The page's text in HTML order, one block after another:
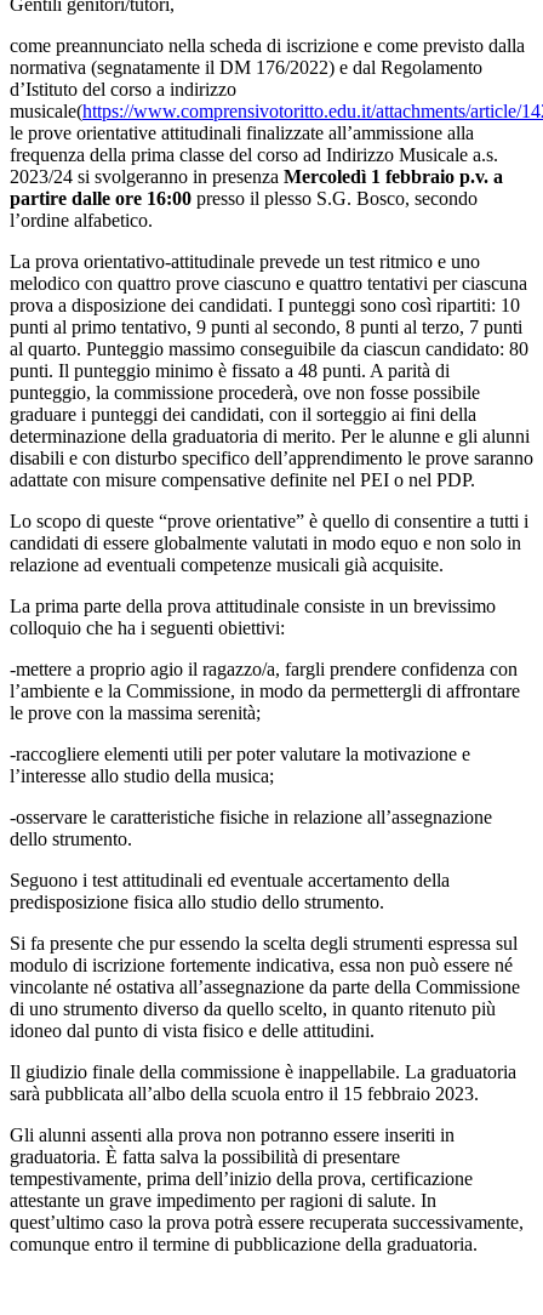
Gentili genitori/tutori,
come preannunciato nella scheda di iscrizione e come previsto dalla
normativa (segnatamente il DM 176/2022) e dal Regolamento
d’Istituto del corso a indirizzo
musicale(https://www.comprensivotoritto.edu.it/attachments/
le prove orientative attitudinali finalizzate all’ammissione alla
frequenza della prima classe del corso ad Indirizzo Musicale a.s.
2023/24 si svolgeranno in presenza Mercoledì 1 febbraio p.v. a
partire dalle ore 16:00 presso il plesso S.G. Bosco, secondo
l’ordine alfabetico.
La prova orientativo-attitudinale prevede un test ritmico e uno
melodico con quattro prove ciascuno e quattro tentativi per ciascuna
prova a disposizione dei candidati. I punteggi sono così ripartiti: 10
punti al primo tentativo, 9 punti al secondo, 8 punti al terzo, 7 punti
al quarto. Punteggio massimo conseguibile da ciascun candidato: 80
punti. Il punteggio minimo è fissato a 48 punti. A parità di
punteggio, la commissione procederà, ove non fosse possibile
graduare i punteggi dei candidati, con il sorteggio ai fini della
determinazione della graduatoria di merito. Per le alunne e gli alunni
disabili e con disturbo specifico dell’apprendimento le prove saranno
adattate con misure compensative definite nel PEI o nel PDP.
Lo scopo di queste “prove orientative” è quello di consentire a tutti i
candidati di essere globalmente valutati in modo equo e non solo in
relazione ad eventuali competenze musicali già acquisite.
La prima parte della prova attitudinale consiste in un brevissimo
colloquio che ha i seguenti obiettivi:
-mettere a proprio agio il ragazzo/a, fargli prendere confidenza con
l’ambiente e la Commissione, in modo da permettergli di affrontare
le prove con la massima serenità;
-raccogliere elementi utili per poter valutare la motivazione e
l’interesse allo studio della musica;
-osservare le caratteristiche fisiche in relazione all’assegnazione
dello strumento.
Seguono i test attitudinali ed eventuale accertamento della
predisposizione fisica allo studio dello strumento.
Si fa presente che pur essendo la scelta degli strumenti espressa sul
modulo di iscrizione fortemente indicativa, essa non può essere né
vincolante né ostativa all’assegnazione da parte della Commissione
di uno strumento diverso da quello scelto, in quanto ritenuto più
idoneo dal punto di vista fisico e delle attitudini.
Il giudizio finale della commissione è inappellabile. La graduatoria
sarà pubblicata all’albo della scuola entro il 15 febbraio 2023.
Gli alunni assenti alla prova non potranno essere inseriti in
graduatoria. È fatta salva la possibilità di presentare
tempestivamente, prima dell’inizio della prova, certificazione
attestante un grave impedimento per ragioni di salute. In
quest’ultimo caso la prova potrà essere recuperata successivamente,
comunque entro il termine di pubblicazione della graduatoria.